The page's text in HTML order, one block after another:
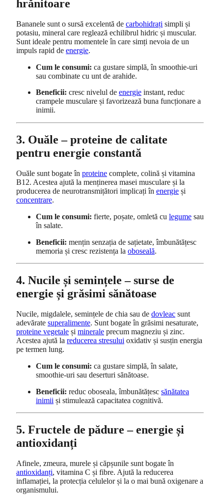
hrănitoare
Bananele sunt o sursă excelentă de carbohidrați simpli și
potasiu, mineral care reglează echilibrul hidric și muscular.
Sunt ideale pentru momentele în care simți nevoia de un
impuls rapid de energie.
Cum le consumi: ca gustare simplă, în smoothie-uri
sau combinate cu unt de arahide.
Beneficii: cresc nivelul de energie instant, reduc
crampele musculare și favorizează buna funcționare a
inimii.
3. Ouăle – proteine de calitate
pentru energie constantă
Ouăle sunt bogate în proteine complete, colină și vitamina
B12. Acestea ajută la menținerea masei musculare și la
producerea de neurotransmițători implicați în energie și
concentrare.
Cum le consumi: fierte, poșate, omletă cu legume sau
în salate.
Beneficii: mențin senzația de sațietate, îmbunătățesc
memoria și cresc rezistența la oboseală.
4. Nucile și semințele – surse de
energie și grăsimi sănătoase
Nucile, migdalele, semințele de chia sau de dovleac sunt
adevărate superalimente. Sunt bogate în grăsimi nesaturate,
proteine vegetale și minerale precum magneziu și zinc.
Acestea ajută la reducerea stresului oxidativ și susțin energia
pe termen lung.
Cum le consumi: ca gustare simplă, în salate,
smoothie-uri sau deserturi sănătoase.
Beneficii: reduc oboseala, îmbunătățesc sănătatea
inimii și stimulează capacitatea cognitivă.
5. Fructele de pădure – energie și
antioxidanți
Afinele, zmeura, murele și căpșunile sunt bogate în
antioxidanți, vitamina C și fibre. Ajută la reducerea
inflamației, la protecția celulelor și la o mai bună oxigenare a
organismului.